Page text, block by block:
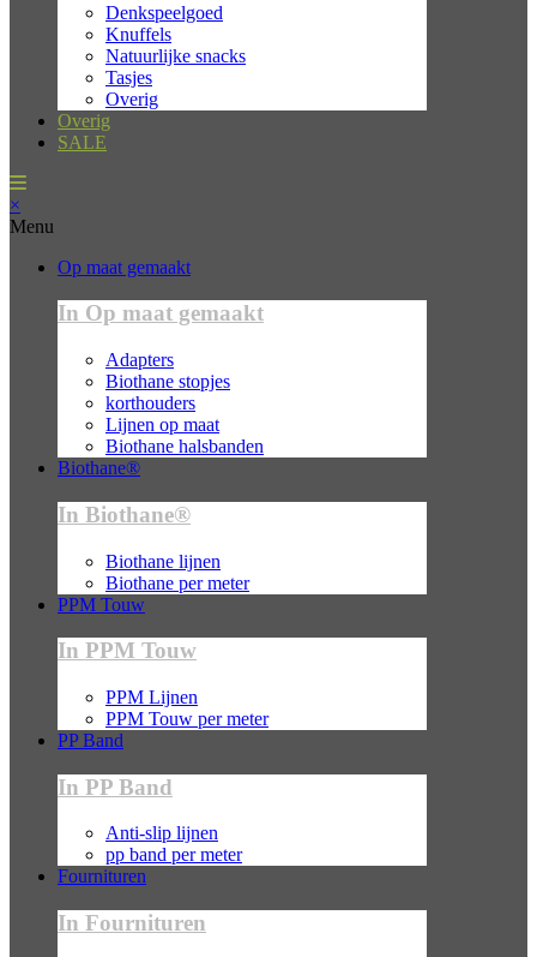
Denkspeelgoed
Knuffels
Natuurlijke snacks
Tasjes
Overig
Overig
SALE
×
Menu
Op maat gemaakt
In Op maat gemaakt
Adapters
Biothane stopjes
korthouders
Lijnen op maat
Biothane halsbanden
Biothane®
In Biothane®
Biothane lijnen
Biothane per meter
PPM Touw
In PPM Touw
PPM Lijnen
PPM Touw per meter
PP Band
In PP Band
Anti-slip lijnen
pp band per meter
Fournituren
In Fournituren